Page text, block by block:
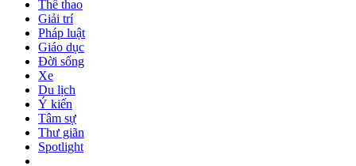
Thể thao
Giải trí
Pháp luật
Giáo dục
Đời sống
Xe
Du lịch
Ý kiến
Tâm sự
Thư giãn
Spotlight